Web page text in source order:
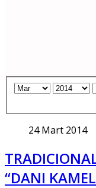
24 Mart 2014
“DANI